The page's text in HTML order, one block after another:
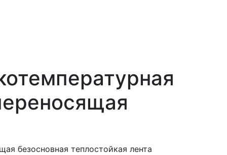
безосновная теплостойкая лента